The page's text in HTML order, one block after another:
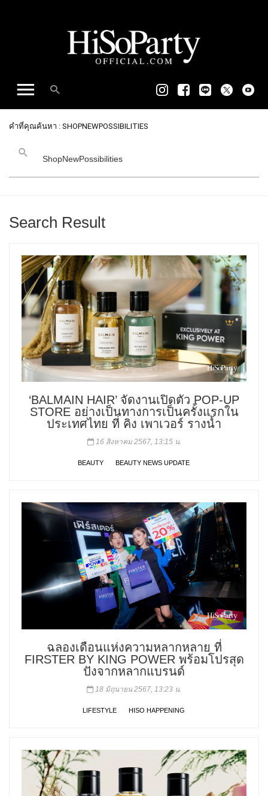
คำที่คุณค้นหา : SHOPNEWPOSSIBILITIES
Search Result
‘BALMAIN HAIR’ จัดงานเปิดตัว POP-UP
STORE อย่างเป็นทางการเป็นครั้งแรกใน
ประเทศไทย ที่ คิง เพาเวอร์ รางน้ำ
16 สิงหาคม 2567, 13:15 น.
BEAUTY BEAUTY NEWS UPDATE
ฉลองเดือนแห่งความหลากหลาย ที่
FIRSTER BY KING POWER พร้อมโปรสุด
ปังจากหลากแบรนด์
18 มิถุนายน 2567, 13:23 น.
LIFESTYLE HISO HAPPENING